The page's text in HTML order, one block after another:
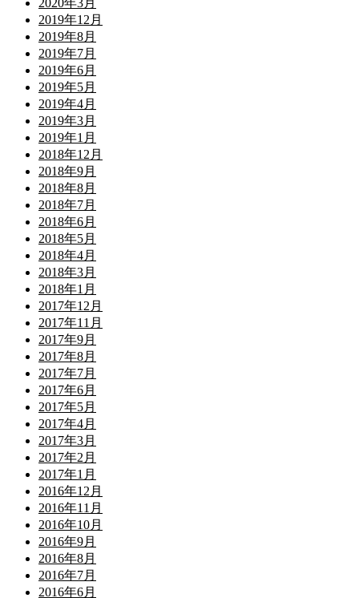
2020年3月
2019年12月
2019年8月
2019年7月
2019年6月
2019年5月
2019年4月
2019年3月
2019年1月
2018年12月
2018年9月
2018年8月
2018年7月
2018年6月
2018年5月
2018年4月
2018年3月
2018年1月
2017年12月
2017年11月
2017年9月
2017年8月
2017年7月
2017年6月
2017年5月
2017年4月
2017年3月
2017年2月
2017年1月
2016年12月
2016年11月
2016年10月
2016年9月
2016年8月
2016年7月
2016年6月